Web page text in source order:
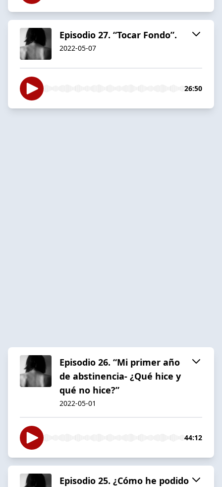
Episodio 27. “Tocar Fondo”.
2022-05-07
26:50
Episodio 26. “Mi primer año
de abstinencia- ¿Qué hice y
qué no hice?”
2022-05-01
44:12
Episodio 25. ¿Cómo he podido